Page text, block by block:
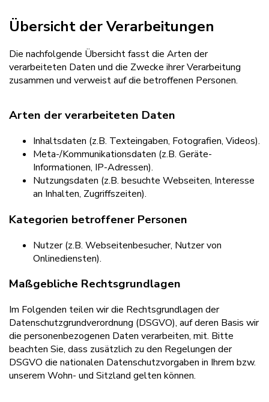
Übersicht der Verarbeitungen
Die nachfolgende Übersicht fasst die Arten der
verarbeiteten Daten und die Zwecke ihrer Verarbeitung
zusammen und verweist auf die betroffenen Personen.
Arten der verarbeiteten Daten
Inhaltsdaten (z.B. Texteingaben, Fotografien, Videos).
Meta-/Kommunikationsdaten (z.B. Geräte-
Informationen, IP-Adressen).
Nutzungsdaten (z.B. besuchte Webseiten, Interesse
an Inhalten, Zugriffszeiten).
Kategorien betroffener Personen
Nutzer (z.B. Webseitenbesucher, Nutzer von
Onlinediensten).
Maßgebliche Rechtsgrundlagen
Im Folgenden teilen wir die Rechtsgrundlagen der
Datenschutzgrundverordnung (DSGVO), auf deren Basis wir
die personenbezogenen Daten verarbeiten, mit. Bitte
beachten Sie, dass zusätzlich zu den Regelungen der
DSGVO die nationalen Datenschutzvorgaben in Ihrem bzw.
unserem Wohn- und Sitzland gelten können.